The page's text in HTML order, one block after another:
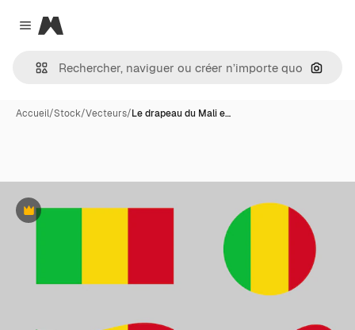
Close menu
Magnific
Accueil/Stock/Vecteurs/Le drapeau du Mali e…
Premium